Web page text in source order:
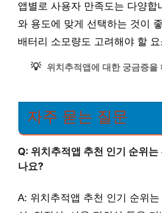
앱별로 사용자 만족도는 다양합
와 용도에 맞게 선택하는 것이
배터리 소모량도 고려해야 할
💡 위치추적앱에 대한 궁금증을
자주 묻는 질문
Q: 위치추적앱 추천 인기 순위
나요?
A: 위치추적앱 추천 인기 순위